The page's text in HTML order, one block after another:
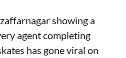
showing a
agent completing
has gone viral on